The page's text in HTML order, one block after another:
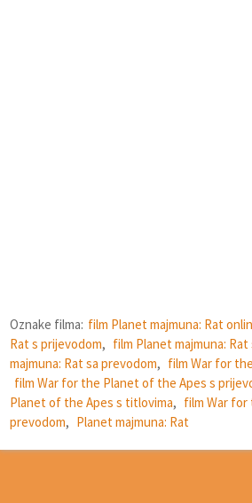
Oznake filma: film Planet majmuna: Rat
Rat s prijevodom, film Planet majmuna:
majmuna: Rat sa prevodom, film War for
film War for the Planet of the Apes s
Planet of the Apes s titlovima, film War
prevodom, Planet majmuna: Rat